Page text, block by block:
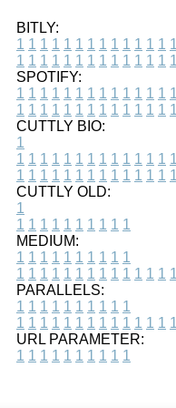
BITLY:
1 1 1 1 1 1 1 1 1 1 1 1 1 1
1 1 1 1 1 1 1 1 1 1 1 1 1 1
SPOTIFY:
1 1 1 1 1 1 1 1 1 1 1 1 1 1
1 1 1 1 1 1 1 1 1 1 1 1 1 1
CUTTLY BIO:
1
1 1 1 1 1 1 1 1 1 1 1 1 1 1
1 1 1 1 1 1 1 1 1 1 1 1 1 1
CUTTLY OLD:
1
1 1 1 1 1 1 1 1 1 1
MEDIUM:
1 1 1 1 1 1 1 1 1 1
1 1 1 1 1 1 1 1 1 1 1 1 1 1
PARALLELS:
1 1 1 1 1 1 1 1 1 1
1 1 1 1 1 1 1 1 1 1 1 1 1 1
URL PARAMETER:
1 1 1 1 1 1 1 1 1 1